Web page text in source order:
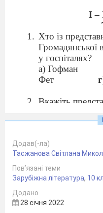
І –
Хто із
Громадянської
у госпіталях?
а) Гофман
Фет
Вкажіть
а)Фет,
в) Вітмен,
Основною
трави» є:
шлях людини
Додав(-ла)
Тасжанова Світлана
Пов’язані теми
Зарубіжна література, 10
Додано
28 січня 2022